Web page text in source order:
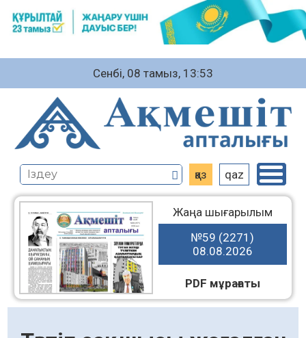
Сенбі, 08 тамыз, 13:53
қаз qaz
Жаңа шығарылым
№59 (2271)
08.08.2026
PDF мұрағаты